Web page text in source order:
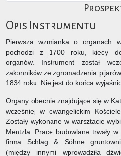
Opis Instrumentu
Pierwsza wzmianka o organach
pochodzi z 1700 roku, kiedy
organów. Instrument został
zakonników ze zgromadzenia
1834 roku. Nie jest do końca
Organy obecnie znajdujące się w
wcześniej w ewangelickim
Zostały wykonane w warsztacie
Mentzla. Prace budowlane trwały
firma Schlag & Söhne
(między innymi wprowadziła